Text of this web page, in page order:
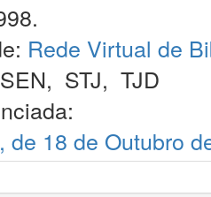
Rede Virtual de
SEN, STJ, TJD
de 18 de Outubro